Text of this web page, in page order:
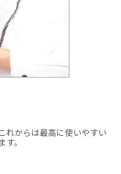
れからは最高に使いやすい
。